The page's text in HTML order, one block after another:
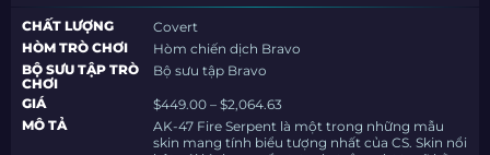
CHẤT LƯỢNG
Covert
HÒM TRÒ CHƠI
Hòm chiến dịch Bravo
BỘ SƯU TẬP TRÒ
CHƠI
Bộ sưu tập Bravo
GIÁ
$449.00 – $2,064.63
MÔ TẢ
AK-47 Fire Serpent là một trong những mẫu
skin mang tính biểu tượng nhất của CS. Skin nổi